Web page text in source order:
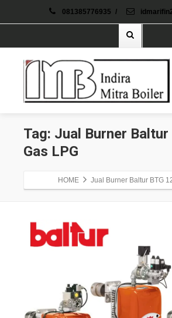
081385776935 /
Tag: Jual Burner Baltur
Gas LPG
HOME Jual Burner Baltur BTG